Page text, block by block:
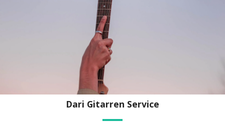
Dari Gitarren Service